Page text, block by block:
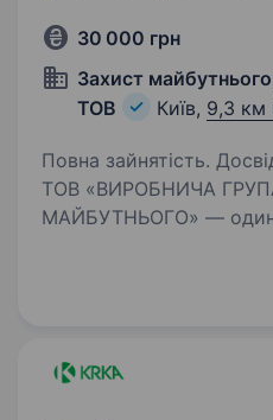
30 000 грн
Захист
ТОВ
Київ, 9,3 км
Повна зайнятість.
ТОВ «ВИРОБНИЧА
МАЙБУТНЬОГО» — один
на роботу менеджера з